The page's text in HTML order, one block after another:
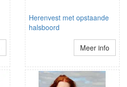
Herenvest met opstaande
halsboord
Meer info